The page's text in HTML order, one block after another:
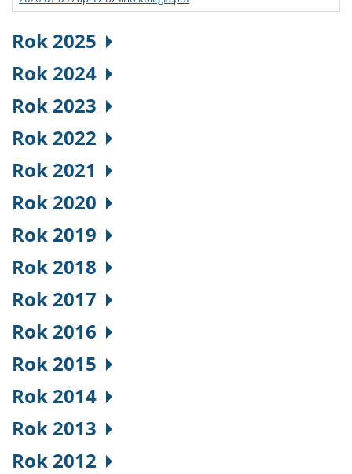
Rok 2025
Rok 2024
Rok 2023
Rok 2022
Rok 2021
Rok 2020
Rok 2019
Rok 2018
Rok 2017
Rok 2016
Rok 2015
Rok 2014
Rok 2013
Rok 2012